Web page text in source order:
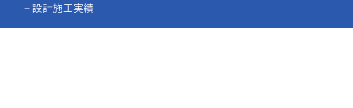
設計施工実績